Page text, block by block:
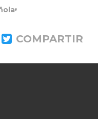
,
FACEBOOK
TWITTER
COMPARTIR